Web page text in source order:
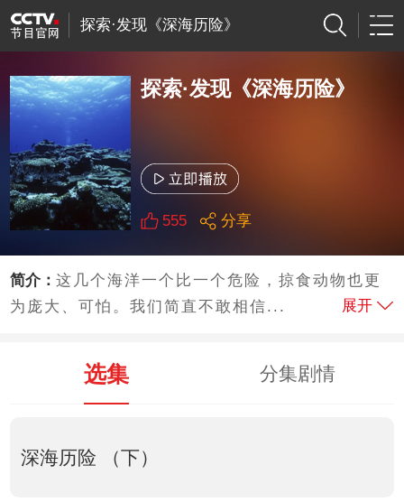
探索·发现《深海历险》
探索·发现《深海历险》
555 分享
简介：这几个海洋一个比一个危险，掠食动物也更
为庞大、可怕。我们简直不敢相信...
展开
选集 分集剧情
深海历险 （下）